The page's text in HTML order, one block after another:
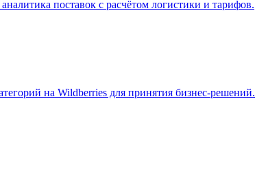
поставок с расчётом логистики и тарифов.
на Wildberries для принятия бизнес-решений.